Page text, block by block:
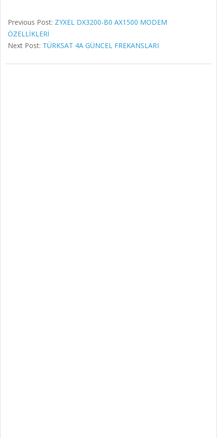
Previous Post: ZYXEL DX3200-B0 AX1500 MODEM
ÖZELLİKLERİ
Next Post: TÜRKSAT 4A GÜNCEL FREKANSLARI